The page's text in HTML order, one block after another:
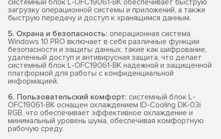
системный блок L-OFC19061-BK обеспечивает быструю
загрузку операционной системы и приложений, а также
быструю передачу и доступ к хранящимся данным.
5. Охрана и безопасность: операционная система
Windows 10 PRO включает в себя различные функции
безопасности и защиты данных, такие как шифрование,
удаленный доступ и антивирусная защита, что делает
системный блок L-OFC19061-BK надежной и защищенной
платформой для работы с конфиденциальной
информацией.
6. Пользовательский комфорт: системный блок L-
OFC19061-BK оснащен охлаждением ID-Cooling DK-03i
RGB, что обеспечивает эффективное охлаждение и
минимальный уровень шума, обеспечивая комфортную
рабочую среду.